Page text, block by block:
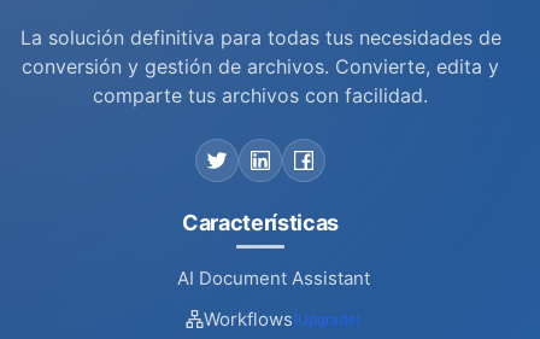
La solución definitiva para todas tus necesidades de
conversión y gestión de archivos. Convierte, edita y
comparte tus archivos con facilidad.
Características
AI Document Assistant
Workflows(Upgrade)